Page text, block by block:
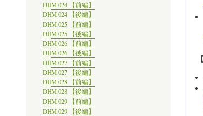
DHM 024 【前編】
DHM 024 【後編】
DHM 025 【前編】
DHM 025 【後編】
DHM 026 【前編】
DHM 026 【後編】
DHM 027 【前編】
DHM 027 【後編】
DHM 028 【前編】
DHM 028 【後編】
DHM 029 【前編】
DHM 029 【後編】